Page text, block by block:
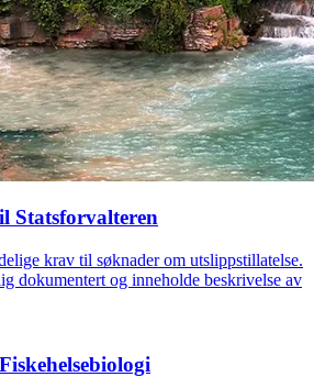
Statsforvalteren
krav til søknader om utslippstillatelse.
dokumentert og inneholde beskrivelse av